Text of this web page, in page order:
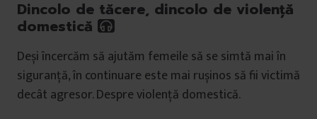
Dincolo de tăcere, dincolo de violență
domestică
Deși încercăm să ajutăm femeile să se simtă mai în
siguranță, în continuare este mai rușinos să fii victimă
decât agresor. Despre violență domestică.